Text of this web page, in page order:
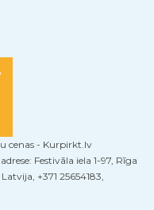
Festivāla iela 1-97, Rīga
+371 25654183,